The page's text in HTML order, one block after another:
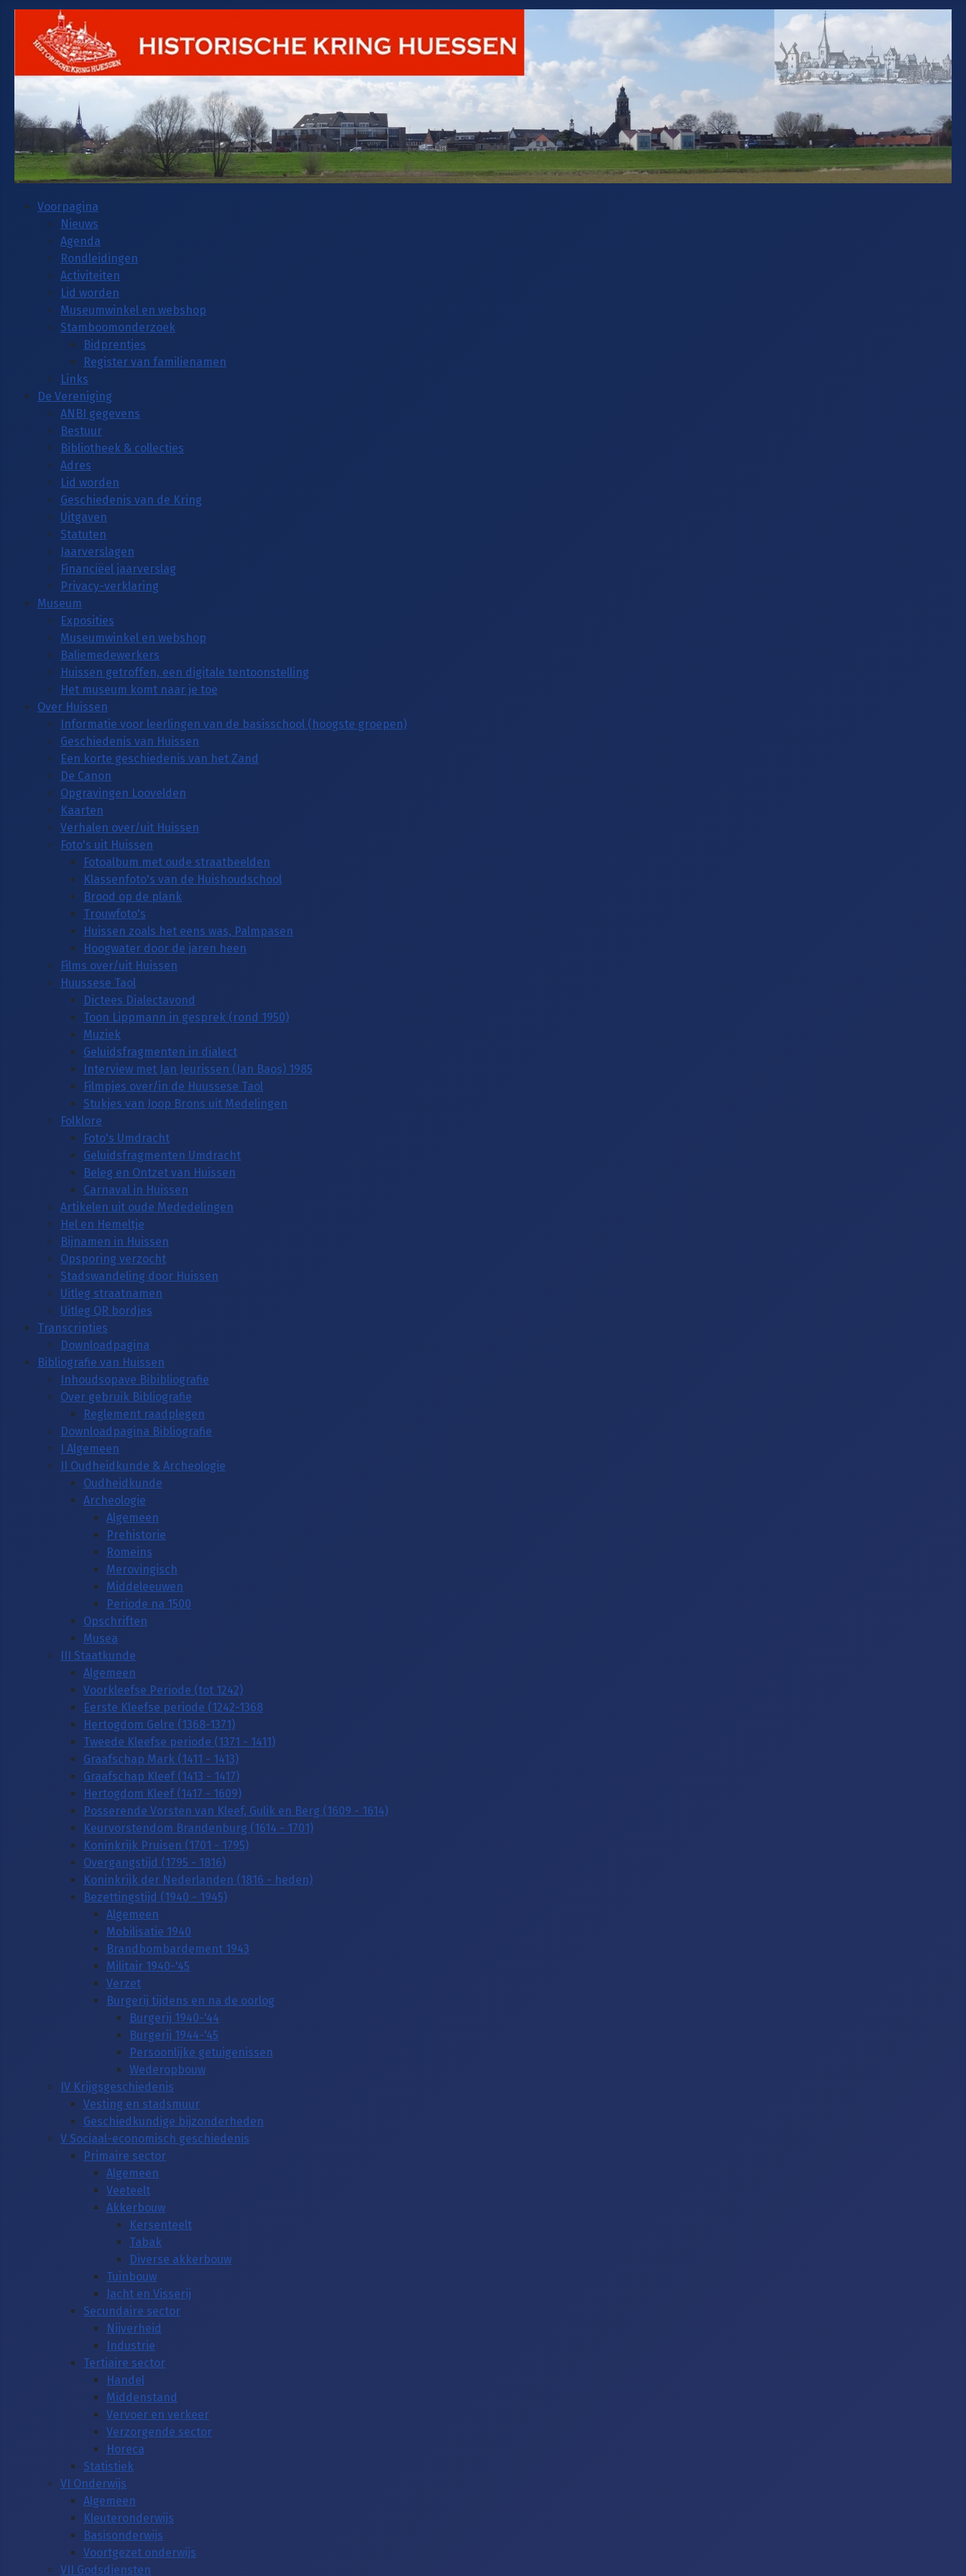
Voorpagina
Nieuws
Agenda
Rondleidingen
Activiteiten
Lid worden
Museumwinkel en webshop
Stamboomonderzoek
Bidprentjes
Register van familienamen
Links
De Vereniging
ANBI gegevens
Bestuur
Bibliotheek & collecties
Adres
Lid worden
Geschiedenis van de Kring
Uitgaven
Statuten
Jaarverslagen
Financiëel jaarverslag
Privacy-verklaring
Museum
Exposities
Museumwinkel en webshop
Baliemedewerkers
Huissen getroffen, een digitale tentoonstelling
Het museum komt naar je toe
Over Huissen
Informatie voor leerlingen van de basisschool (hoogste groepen)
Geschiedenis van Huissen
Een korte geschiedenis van het Zand
De Canon
Opgravingen Loovelden
Kaarten
Verhalen over/uit Huissen
Foto's uit Huissen
Fotoalbum met oude straatbeelden
Klassenfoto's van de Huishoudschool
Brood op de plank
Trouwfoto's
Huissen zoals het eens was, Palmpasen
Hoogwater door de jaren heen
Films over/uit Huissen
Huussese Taol
Dictees Dialectavond
Toon Lippmann in gesprek (rond 1950)
Muziek
Geluidsfragmenten in dialect
Interview met Jan Jeurissen (Jan Baos) 1985
Filmpjes over/in de Huussese Taol
Stukjes van Joop Brons uit Medelingen
Folklore
Foto's Umdracht
Geluidsfragmenten Umdracht
Beleg en Ontzet van Huissen
Carnaval in Huissen
Artikelen uit oude Mededelingen
Hel en Hemeltje
Bijnamen in Huissen
Opsporing verzocht
Stadswandeling door Huissen
Uitleg straatnamen
Uitleg QR bordjes
Transcripties
Downloadpagina
Bibliografie van Huissen
Inhoudsopave Bibibliografie
Over gebruik Bibliografie
Reglement raadplegen
Downloadpagina Bibliografie
I Algemeen
II Oudheidkunde & Archeologie
Oudheidkunde
Archeologie
Algemeen
Prehistorie
Romeins
Merovingisch
Middeleeuwen
Periode na 1500
Opschriften
Musea
III Staatkunde
Algemeen
Voorkleefse Periode (tot 1242)
Eerste Kleefse periode (1242-1368
Hertogdom Gelre (1368-1371)
Tweede Kleefse periode (1371 - 1411)
Graafschap Mark (1411 - 1413)
Graafschap Kleef (1413 - 1417)
Hertogdom Kleef (1417 - 1609)
Posserende Vorsten van Kleef, Gulik en Berg (1609 - 1614)
Keurvorstendom Brandenburg (1614 - 1701)
Koninkrijk Pruisen (1701 - 1795)
Overgangstijd (1795 - 1816)
Koninkrijk der Nederlanden (1816 - heden)
Bezettingstijd (1940 - 1945)
Algemeen
Mobilisatie 1940
Brandbombardement 1943
Militair 1940-'45
Verzet
Burgerij tijdens en na de oorlog
Burgerij 1940-'44
Burgerij 1944-'45
Persoonlijke getuigenissen
Wederopbouw
IV Krijgsgeschiedenis
Vesting en stadsmuur
Geschiedkundige bijzonderheden
V Sociaal-economisch geschiedenis
Primaire sector
Algemeen
Veeteelt
Akkerbouw
Kersenteelt
Tabak
Diverse akkerbouw
Tuinbouw
Jacht en Visserij
Secundaire sector
Nijverheid
Industrie
Tertiaire sector
Handel
Middenstand
Vervoer en verkeer
Verzorgende sector
Horeca
Statistiek
VI Onderwijs
Algemeen
Kleuteronderwijs
Basisonderwijs
Voortgezet onderwijs
VII Godsdiensten